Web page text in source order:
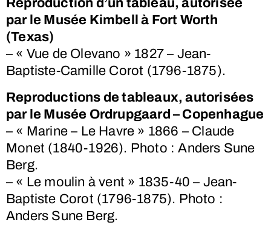
Reproduction d’un tableau, autorisée
par le Musée Kimbell à Fort Worth
(Texas)
– « Vue de Olevano » 1827 – Jean-
Baptiste-Camille Corot (1796-1875).
Reproductions de tableaux, autorisées
par le Musée Ordrupgaard – Copenhague
– « Marine – Le Havre » 1866 – Claude
Monet (1840-1926). Photo : Anders Sune
Berg.
– « Le moulin à vent » 1835-40 – Jean-
Baptiste Corot (1796-1875). Photo :
Anders Sune Berg.